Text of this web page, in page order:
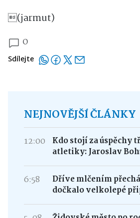
(jarmut)
0
Sdílejte
NEJNOVĚJŠÍ ČLÁNKY
12:00
Kdo stojí za úspěchy
atletiky: Jaroslav
6:58
Dříve mlčením
dočkalo velkolepé